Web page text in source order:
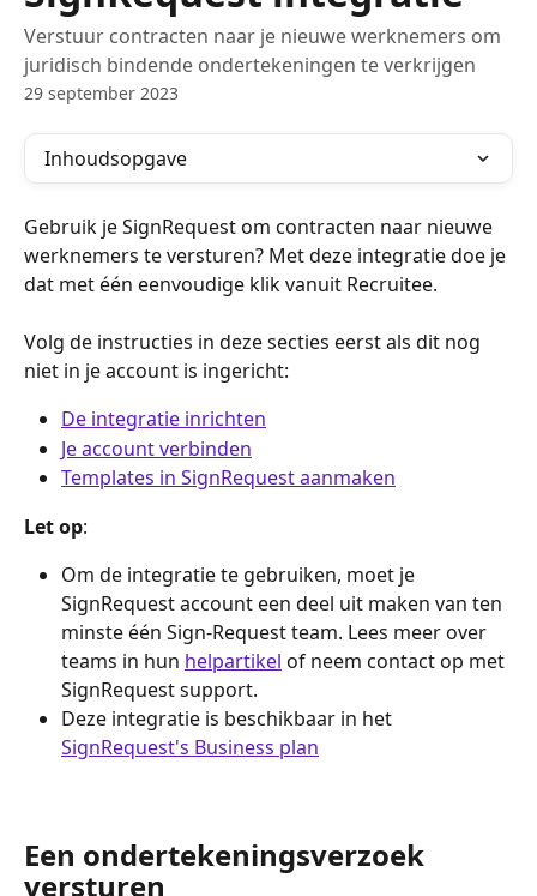
Verstuur contracten naar je nieuwe werknemers om
juridisch bindende ondertekeningen te verkrijgen
29 september 2023
Inhoudsopgave
Gebruik je SignRequest om contracten naar nieuwe
werknemers te versturen? Met deze integratie doe je
dat met één eenvoudige klik vanuit Recruitee.
Volg de instructies in deze secties eerst als dit nog
niet in je account is ingericht:
De integratie inrichten
Je account verbinden
Templates in SignRequest aanmaken
Let op:
Om de integratie te gebruiken, moet je
SignRequest account een deel uit maken van ten
minste één Sign-Request team. Lees meer over
teams in hun helpartikel of neem contact op met
SignRequest support.
Deze integratie is beschikbaar in het
SignRequest's Business plan
Een ondertekeningsverzoek
versturen